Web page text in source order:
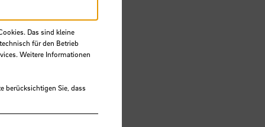
Das sind kleine
für den Betrieb
Weitere Informationen
berücksichtigen Sie, dass